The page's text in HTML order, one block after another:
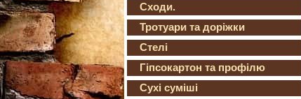
Сходи.
Тротуари та доріжки
Стелі
Гіпсокартон та профілю
Сухі суміші